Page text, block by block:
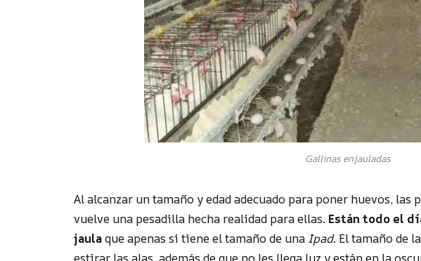
Gallinas enjauladas
Al alcanzar un tamaño y edad adecuado para poner huevos, las
vuelve una pesadilla hecha realidad para ellas.Están todo el
jaulaque apenas si tiene el tamaño de una Ipad. El tamaño de
estirar las alas, además de que no les llega luz y están en la